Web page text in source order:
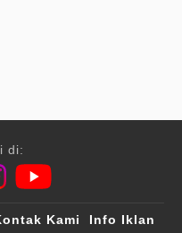
di:
Kami
Info Iklan